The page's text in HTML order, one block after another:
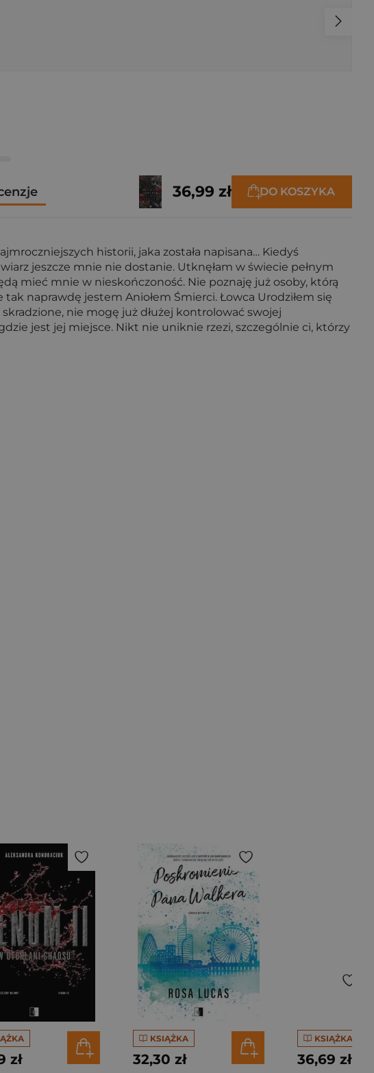
36,99 zł DO KOSZYKA
historii, jaka została napisana… Kiedyś
jeszcze mnie nie dostanie. Utknęłam w świecie pełnym
mieć mnie w nieskończoność. Nie poznaję już osoby, którą
naprawdę jestem Aniołem Śmierci. Łowca Urodziłem się
nie mogę już dłużej kontrolować swojej
jest jej miejsce. Nikt nie uniknie rzezi, szczególnie ci, którzy
zł
KSIĄŻKA
32,30 zł
KSIĄŻKA
36,69 zł